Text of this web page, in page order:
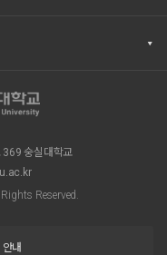
369 숭실대학교
Reserved.
내